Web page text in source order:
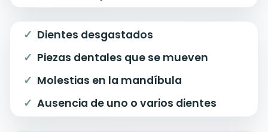
Dientes desgastados
Piezas dentales que se mueven
Molestias en la mandíbula
Ausencia de uno o varios dientes